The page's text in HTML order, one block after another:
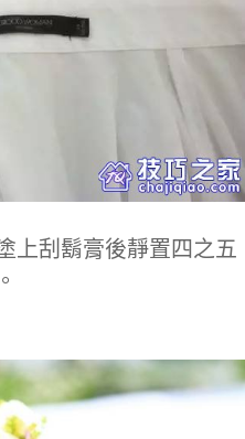
上刮鬍膏後靜置四之五